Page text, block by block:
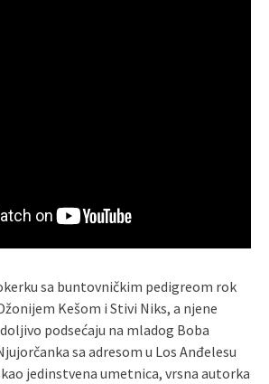
sa buntovničkim pedigreom rok
Kešom i Stivi Niks, a njene
podsećaju na mladog Boba
sa adresom u Los Anđelesu
jedinstvena umetnica, vrsna autorka